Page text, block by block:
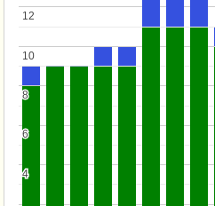
4
4
6
6
8
8
10
10
12
12